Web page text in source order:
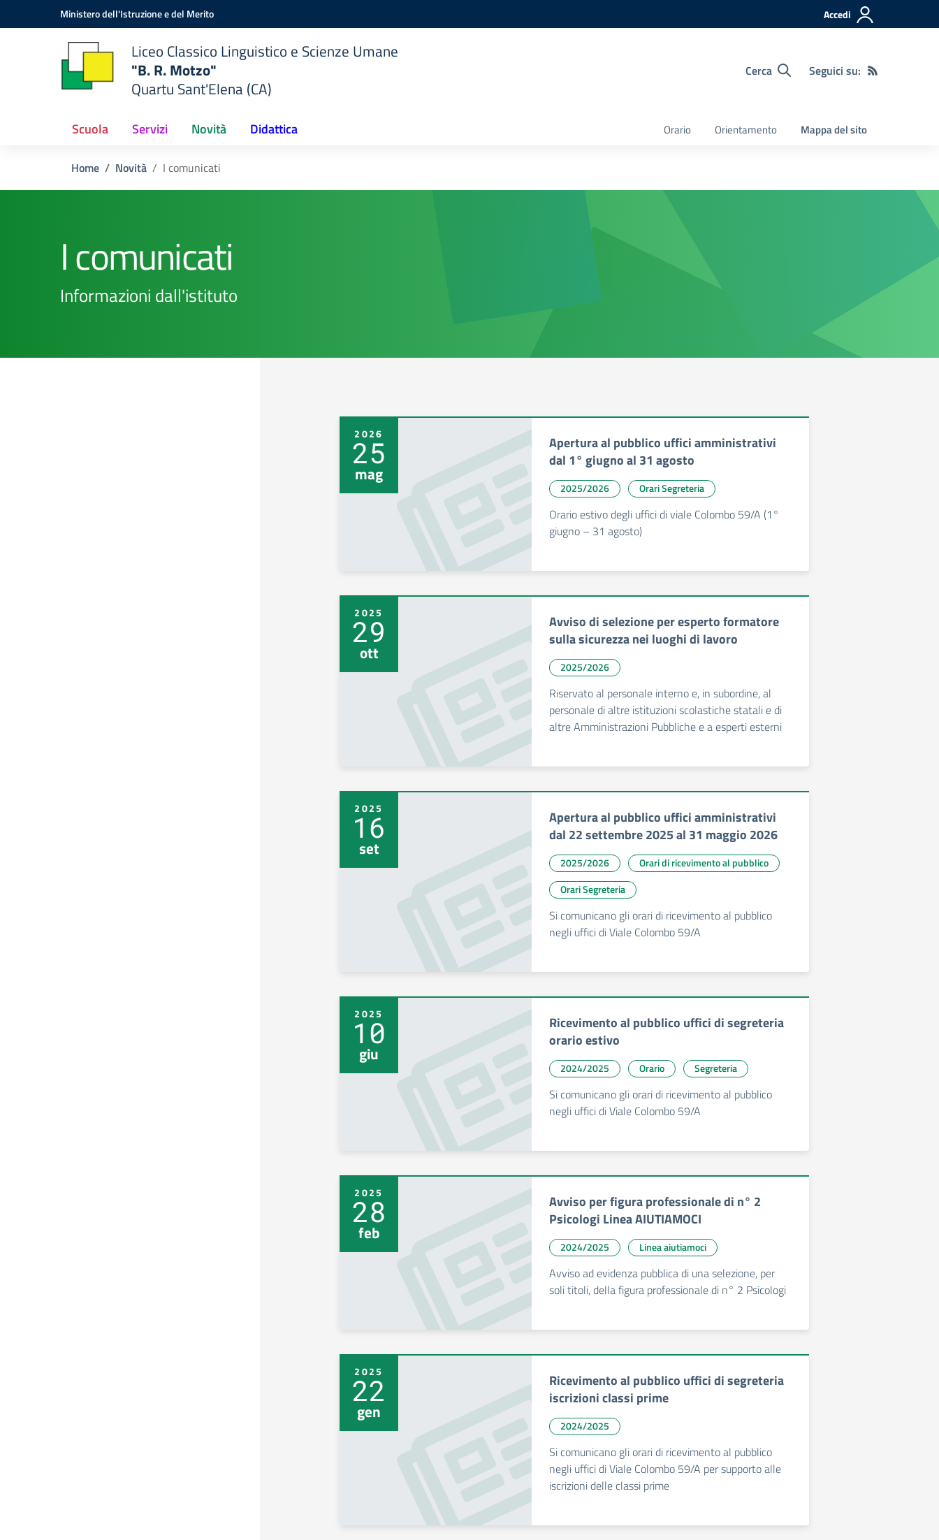
Vai ai contenuti
Vai al menu di navigazioneMinistero dell'Istruzione e del Merito Accedi
Liceo Classico Linguistico e Scienze Umane
"B. R. Motzo"
Quartu Sant'Elena (CA)
Cerca Seguici su:
Scuola Servizi Novità Didattica Orario Orientamento Mappa del sito
Home Novità I comunicati
I comunicati
Informazioni dall'istituto
2026
25
mag
Apertura al pubblico uffici amministrativi
dal 1° giugno al 31 agosto
2025/2026 Orari Segreteria
Orario estivo degli uffici di viale Colombo 59/A (1°
giugno – 31 agosto)
2025
29
ott
Avviso di selezione per esperto formatore
sulla sicurezza nei luoghi di lavoro
2025/2026
Riservato al personale interno e, in subordine, al
personale di altre istituzioni scolastiche statali e di
altre Amministrazioni Pubbliche e a esperti esterni
2025
16
set
Apertura al pubblico uffici amministrativi
dal 22 settembre 2025 al 31 maggio 2026
2025/2026
Orari di ricevimento al pubblico
Orari Segreteria
Si comunicano gli orari di ricevimento al pubblico
negli uffici di Viale Colombo 59/A
2025
10
giu
Ricevimento al pubblico uffici di segreteria
orario estivo
2024/2025 Orario Segreteria
Si comunicano gli orari di ricevimento al pubblico
negli uffici di Viale Colombo 59/A
2025
28
feb
Avviso per figura professionale di n° 2
Psicologi Linea AIUTIAMOCI
2024/2025 Linea aiutiamoci
Avviso ad evidenza pubblica di una selezione, per
soli titoli, della figura professionale di n° 2 Psicologi
2025
22
gen
Ricevimento al pubblico uffici di segreteria
iscrizioni classi prime
2024/2025
Si comunicano gli orari di ricevimento al pubblico
negli uffici di Viale Colombo 59/A per supporto alle
iscrizioni delle classi prime